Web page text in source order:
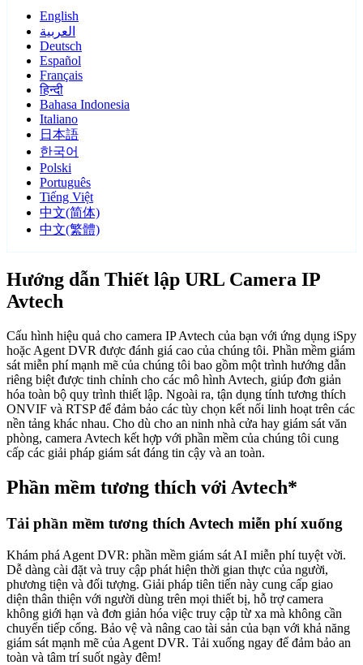
English
العربية
Deutsch
Español
Français
हिन्दी
Bahasa Indonesia
Italiano
日本語
한국어
Polski
Português
Tiếng Việt
中文(简体)
中文(繁體)
Hướng dẫn Thiết lập URL Camera IP
Avtech
Cấu hình hiệu quả cho camera IP Avtech của bạn với ứng dụng iSpy
hoặc Agent DVR được đánh giá cao của chúng tôi. Phần mềm giám
sát miễn phí mạnh mẽ của chúng tôi bao gồm một trình hướng dẫn
riêng biệt được tinh chỉnh cho các mô hình Avtech, giúp đơn giản
hóa toàn bộ quy trình thiết lập. Ngoài ra, tận dụng tính tương thích
ONVIF và RTSP để đảm bảo các tùy chọn kết nối linh hoạt trên các
nền tảng khác nhau. Cho dù cho an ninh nhà cửa hay giám sát văn
phòng, camera Avtech kết hợp với phần mềm của chúng tôi cung
cấp các giải pháp giám sát đáng tin cậy và an toàn.
Phần mềm tương thích với Avtech*
Tải phần mềm tương thích Avtech miễn phí xuống
Khám phá Agent DVR: phần mềm giám sát AI miễn phí tuyệt vời.
Dễ dàng cài đặt và truy cập phát hiện thời gian thực của người,
phương tiện và đối tượng. Giải pháp tiên tiến này cung cấp giao
diện thân thiện với người dùng trên mọi thiết bị, hỗ trợ camera
không giới hạn và đơn giản hóa việc truy cập từ xa mà không cần
chuyển tiếp cổng. Bảo vệ và nâng cao tài sản của bạn với khả năng
giám sát mạnh mẽ của Agent DVR. Tải xuống ngay để đảm bảo an
toàn và tâm trí suốt ngày đêm!